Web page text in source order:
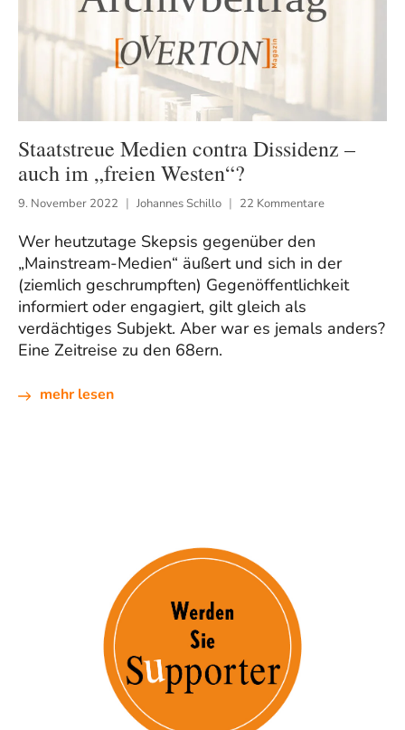
Staatstreue Medien contra Dissidenz –
auch im „freien Westen“?
9. November 2022 Johannes Schillo 22 Kommentare
Wer heutzutage Skepsis gegenüber den
„Mainstream-Medien“ äußert und sich in der
(ziemlich geschrumpften) Gegenöffentlichkeit
informiert oder engagiert, gilt gleich als
verdächtiges Subjekt. Aber war es jemals anders?
Eine Zeitreise zu den 68ern.
mehr lesen